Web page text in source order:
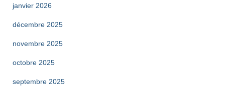
janvier 2026
décembre 2025
novembre 2025
octobre 2025
septembre 2025